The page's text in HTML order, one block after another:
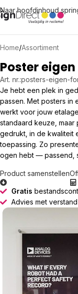
Naar hoofdinhoud
Home/Assortiment
Poster
Art. nr.:posters-eigen-
Je hebt een plek in
passen. Met posters in
werkt voor jouw
standaard keuze, maar
gedrukt, in de kwaliteit
toepassing. Zo
ogen hebt — passend,
Product samenstellen
Gratis
Advies met